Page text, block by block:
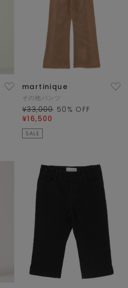
martinique
その他パンツ
¥33,000 50 % OFF
¥16,500
SALE